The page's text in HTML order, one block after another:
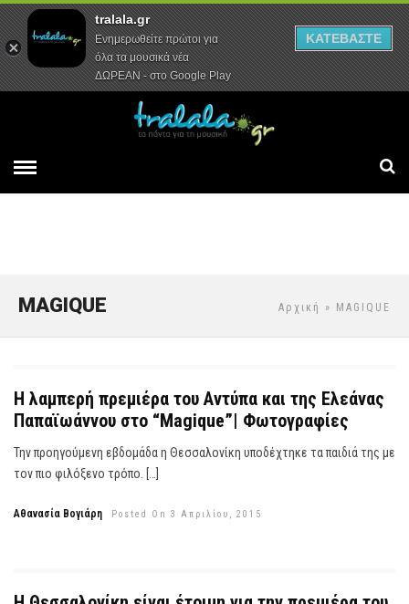
Αρχική Συνεντεύξεις Ρεπορτάζ
Αρχική » MAGIQUE
MAGIQUE
Η λαμπερή πρεμιέρα του Αντύπα και της Ελεάνας
Παπαϊωάννου στο “Magique”| Φωτογραφίες
Την προηγούμενη εβδομάδα η Θεσσαλονίκη υποδέχτηκε τα παιδιά της με
τον πιο φιλόξενο τρόπο. […]
Αθανασία Βογιάρη Posted On 3 Απριλίου, 2015
tralala.gr
Ενημερωθείτε πρώτοι για
όλα τα μουσικά νέα
ΔΩΡΕΑΝ - στο Google Play
ΚΑΤΕΒΑΣΤΕ